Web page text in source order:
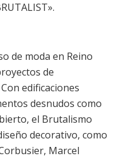
de moda en Reino
de
edificaciones
desnudos como
el Brutalismo
decorativo, como
Marcel